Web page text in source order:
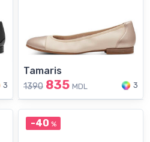
3
Tamaris
1390 835 MDL 3
-40 %